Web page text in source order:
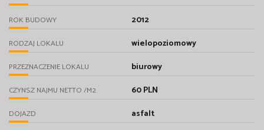
ROK BUDOWY 2012
RODZAJ LOKALU wielopoziomowy
PRZEZNACZENIE LOKALU biurowy
CZYNSZ NAJMU NETTO /M2 60 PLN
DOJAZD asfalt